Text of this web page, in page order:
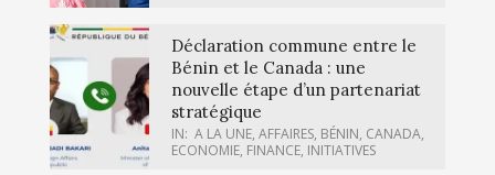
Déclaration commune entre le
Bénin et le Canada : une
nouvelle étape d’un partenariat
stratégique
IN: A LA UNE, AFFAIRES, BÉNIN, CANADA,
ECONOMIE, FINANCE, INITIATIVES